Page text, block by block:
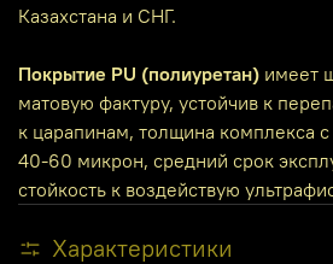
Казахстана и СНГ.
Покрытие PU (полиуретан) имеет
матовую фактуру, устойчив к
к царапинам, толщина комплекса с
40-60 микрон, средний срок
стойкость к воздействую
Характеристики